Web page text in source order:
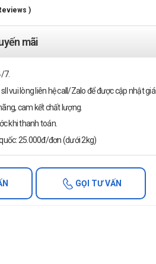
)
mãi
7.
sll vui lòng liên hệ call/Zalo để được cập nhật giá
cam kết chất lượng.
khi thanh toán.
25.000đ/đơn (dưới 2kg)
GỌI TƯ VẤN